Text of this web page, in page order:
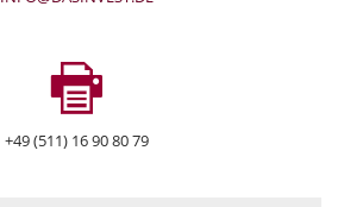
+49 (511) 16 90 80 79